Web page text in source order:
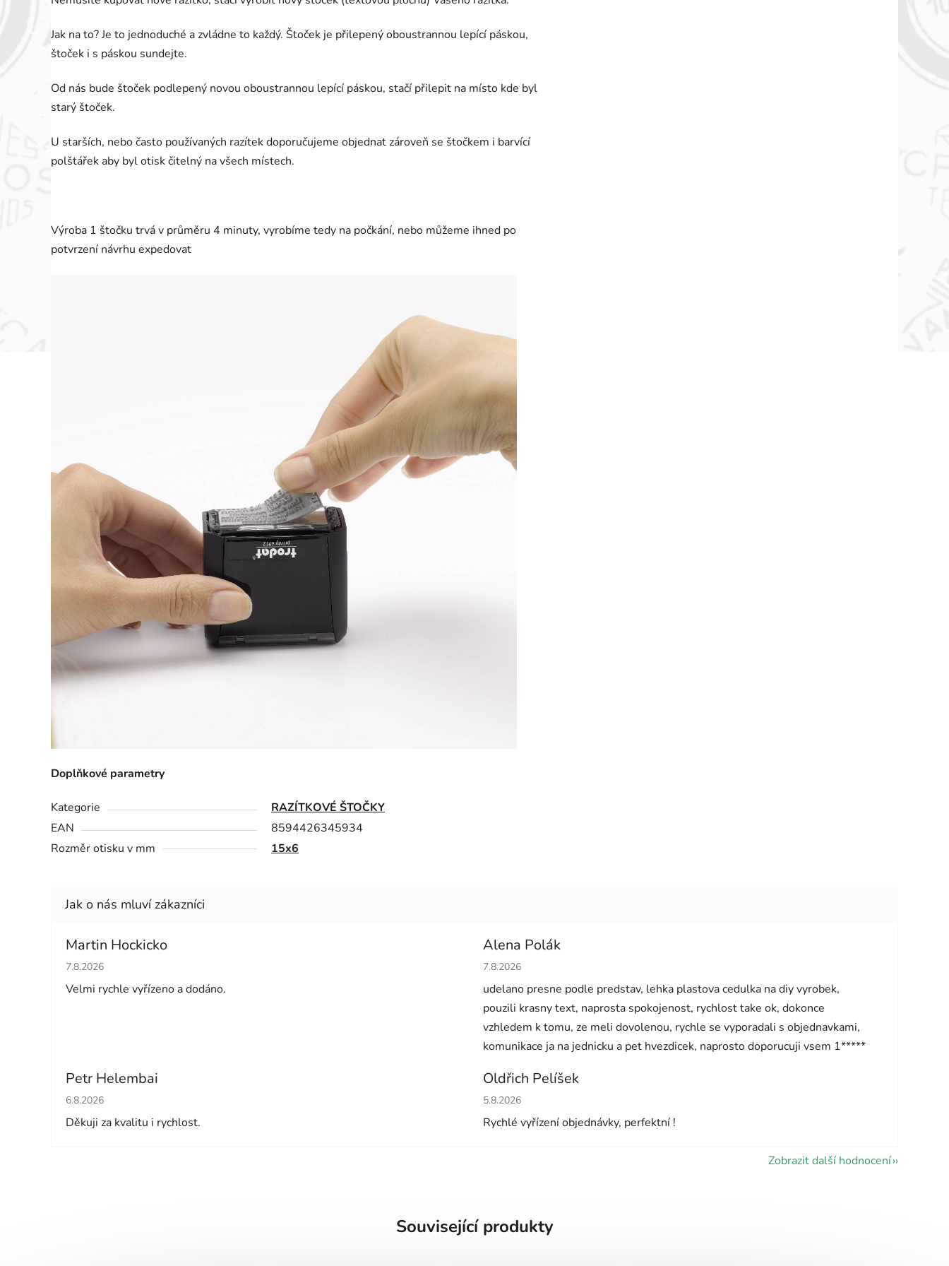
Jak na to? Je to jednoduché a zvládne to každý. Štoček je přilepený oboustrannou lepící páskou,
štoček i s páskou sundejte.
Od nás bude štoček podlepený novou oboustrannou lepící páskou, stačí přilepit na místo kde byl
starý štoček.
U starších, nebo často používaných razítek doporučujeme objednat zároveň se štočkem i barvící
polštářek aby byl otisk čitelný na všech místech.
Výroba 1 štočku trvá v průměru 4 minuty, vyrobíme tedy na počkání, nebo můžeme ihned po
potvrzení návrhu expedovat
Doplňkové parametry
Kategorie
RAZÍTKOVÉ ŠTOČKY
EAN
8594426345934
Rozměr otisku v mm
15x6
Martin Hockicko
Hodnocení obchodu je 5 z 5 hvězdiček.
7.8.2026
Velmi rychle vyřízeno a dodáno.
Alena Polák
Hodnocení obchodu je 5 z 5 hvězdiček.
7.8.2026
udelano presne podle predstav, lehka plastova cedulka na diy vyrobek,
pouzili krasny text, naprosta spokojenost, rychlost take ok, dokonce
vzhledem k tomu, ze meli dovolenou, rychle se vyporadali s objednavkami,
komunikace ja na jednicku a pet hvezdicek, naprosto doporucuji vsem 1*****
Petr Helembai
Hodnocení obchodu je 5 z 5 hvězdiček.
6.8.2026
Děkuji za kvalitu i rychlost.
Oldřich Pelíšek
Hodnocení obchodu je 5 z 5 hvězdiček.
5.8.2026
Rychlé vyřízení objednávky, perfektní !
Zobrazit další hodnocení
Související produkty